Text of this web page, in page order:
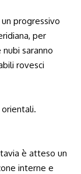
progressivo
per
saranno
rovesci
è atteso un
interne e